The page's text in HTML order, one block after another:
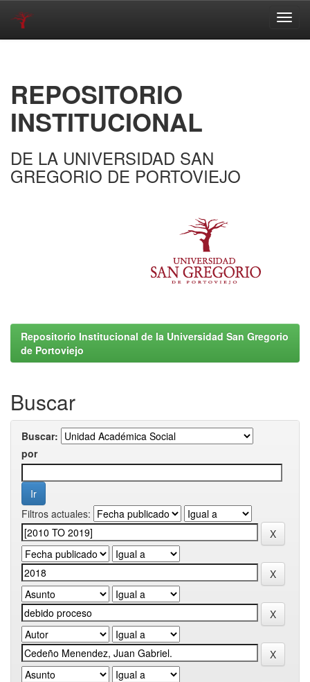
REPOSITORIO
INSTITUCIONAL
DE LA UNIVERSIDAD SAN
GREGORIO DE PORTOVIEJO
Repositorio Institucional de la Universidad San Gregorio
de Portoviejo
Buscar
Buscar:
por
Filtros actuales: